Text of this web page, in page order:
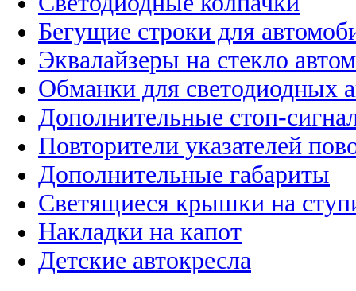
Бегущие строки для
Эквалайзеры на стекло
Обманки для светодиодных
Дополнительные стоп-
Повторители указателей
Дополнительные габариты
Светящиеся крышки на
Накладки на капот
Детские автокресла